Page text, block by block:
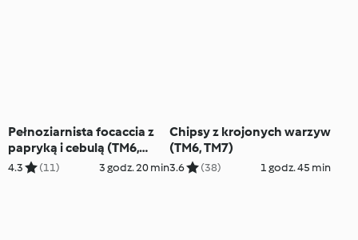
Pełnoziarnista focaccia z
papryką i cebulą (TM6,
TM7)
4.3 (11) 3 godz. 20 min
Chipsy z krojonych warzyw
(TM6, TM7)
3.6 (38) 1 godz. 45 min